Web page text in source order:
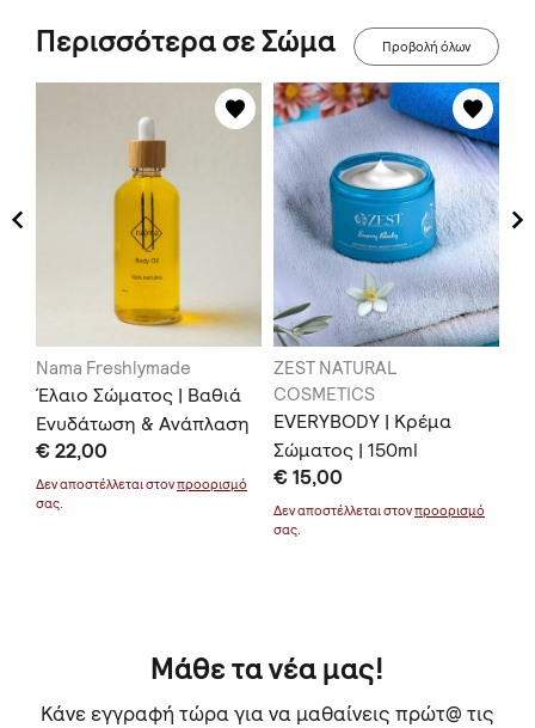
Περισσότερα σε Σώμα Προβολή όλων
Nama Freshlymade
Έλαιο Σώματος | Βαθιά
Ενυδάτωση & Ανάπλαση
€ 22,00
Δεν αποστέλλεται στονπροορισμό
σας.
ZEST NATURAL
COSMETICS
EVERYBODY | Κρέμα
Σώματος | 150ml
€ 15,00
Δεν αποστέλλεται στονπροορισμό
σας.
Μάθε τα νέα μας!
Κάνε εγγραφή τώρα για να μαθαίνεις πρώτ@ τις